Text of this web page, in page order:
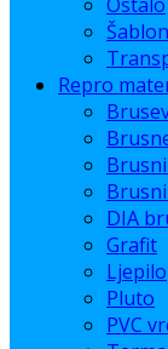
Repro
DIA
Grafit
Ljepilo
Pluto
PVC